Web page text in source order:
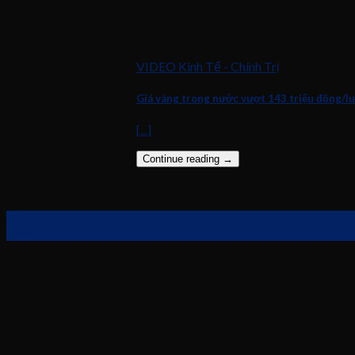
VIDEO Kinh Tế - Chính Trị
Giá vàng trong nước vượt 143 triệu đồng/
[...]
Continue reading →